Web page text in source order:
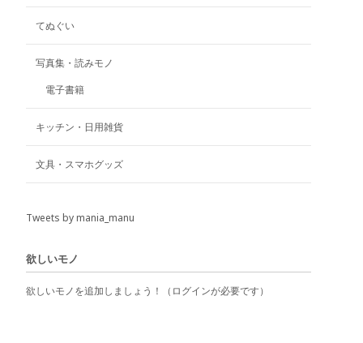
てぬぐい
写真集・読みモノ
電子書籍
キッチン・日用雑貨
文具・スマホグッズ
Tweets by mania_manu
欲しいモノ
欲しいモノを追加しましょう！（ログインが必要です）